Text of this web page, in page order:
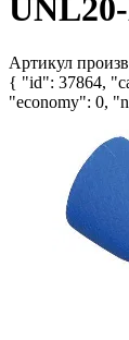
Артикул
{ "id": 37864,
"economy": 0,